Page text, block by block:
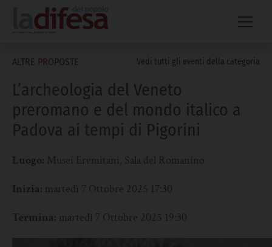
content
ALTRE PROPOSTE Vedi tutti gli eventi della categoria
L’archeologia del Veneto
preromano e del mondo italico a
Padova ai tempi di Pigorini
Luogo: Musei Eremitani, Sala del Romanino
Inizia: martedì 7 Ottobre 2025 17:30
Termina: martedì 7 Ottobre 2025 19:30